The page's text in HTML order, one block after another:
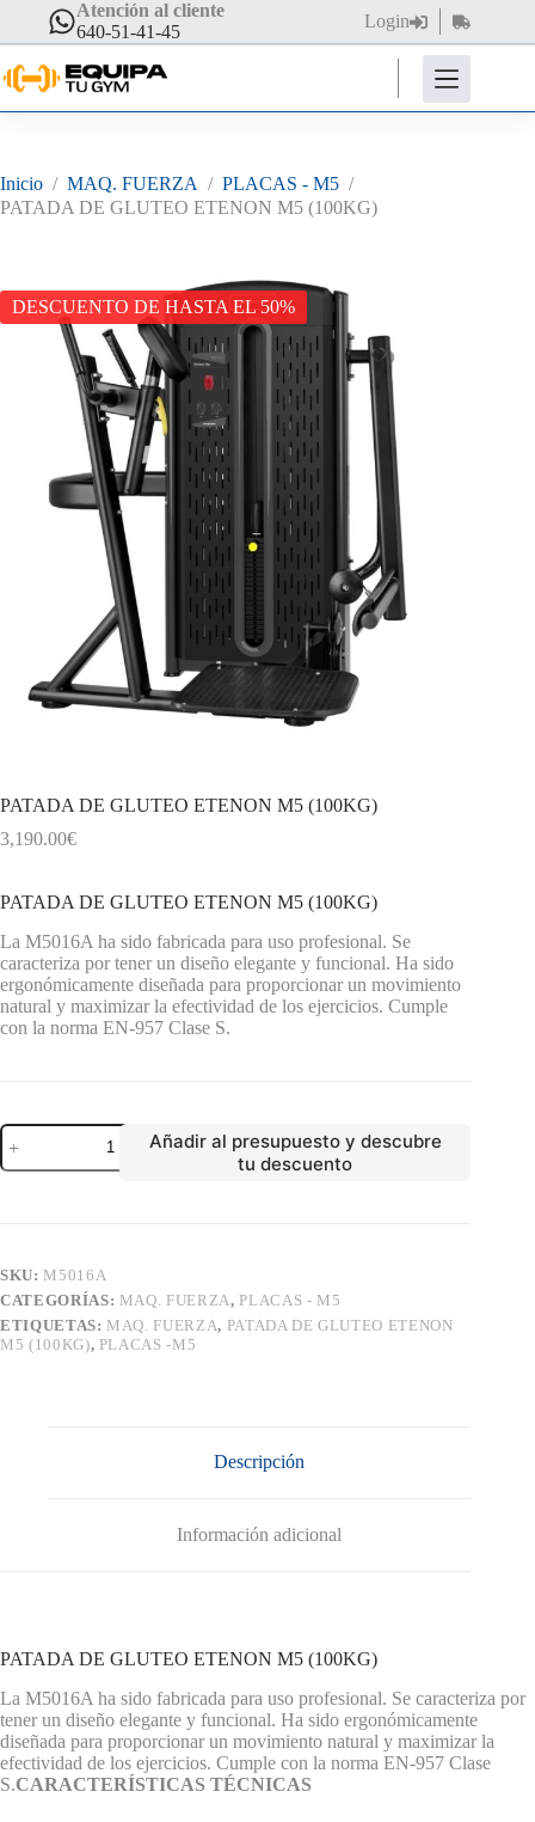
contenido
Atención al cliente
640-51-41-45
Login
Carro
de
compra
Inicio / MAQ. FUERZA / PLACAS - M5 /
PATADA DE GLUTEO ETENON M5 (100KG)
DESCUENTO DE HASTA EL 50%
PATADA DE GLUTEO ETENON M5 (100KG)
3,190.00€
PATADA DE GLUTEO ETENON M5 (100KG)
La M5016A ha sido fabricada para uso profesional. Se
caracteriza por tener un diseño elegante y funcional. Ha sido
ergonómicamente diseñada para proporcionar un movimiento
natural y maximizar la efectividad de los ejercicios. Cumple
con la norma EN-957 Clase S.
PATADA
DE
GLUTEO
Añadir al presupuesto y descubre
tu descuento
SKU: M5016A
CATEGORÍAS: MAQ. FUERZA, PLACAS - M5
ETIQUETAS: MAQ. FUERZA, PATADA DE GLUTEO ETENON
M5 (100KG), PLACAS -M5
Descripción
Información adicional
PATADA DE GLUTEO ETENON M5 (100KG)
La M5016A ha sido fabricada para uso profesional. Se caracteriza por
tener un diseño elegante y funcional. Ha sido ergonómicamente
diseñada para proporcionar un movimiento natural y maximizar la
efectividad de los ejercicios. Cumple con la norma EN-957 Clase
S.CARACTERÍSTICAS TÉCNICAS